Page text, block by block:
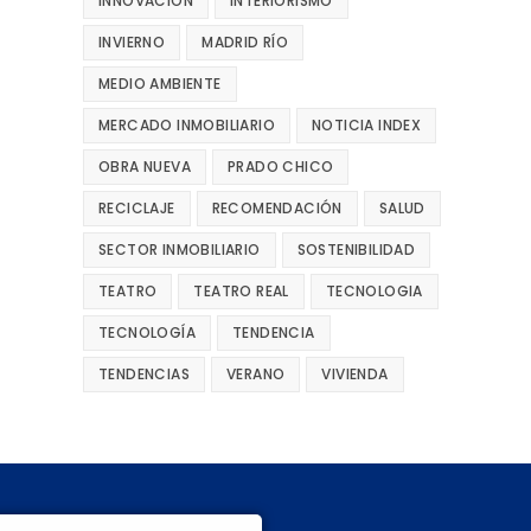
INVIERNO MADRID RÍO
MEDIO AMBIENTE
MERCADO INMOBILIARIO NOTICIA INDEX
OBRA NUEVA PRADO CHICO
RECICLAJE RECOMENDACIÓN SALUD
SECTOR INMOBILIARIO SOSTENIBILIDAD
TEATRO TEATRO REAL TECNOLOGIA
TECNOLOGÍA TENDENCIA
TENDENCIAS VERANO VIVIENDA